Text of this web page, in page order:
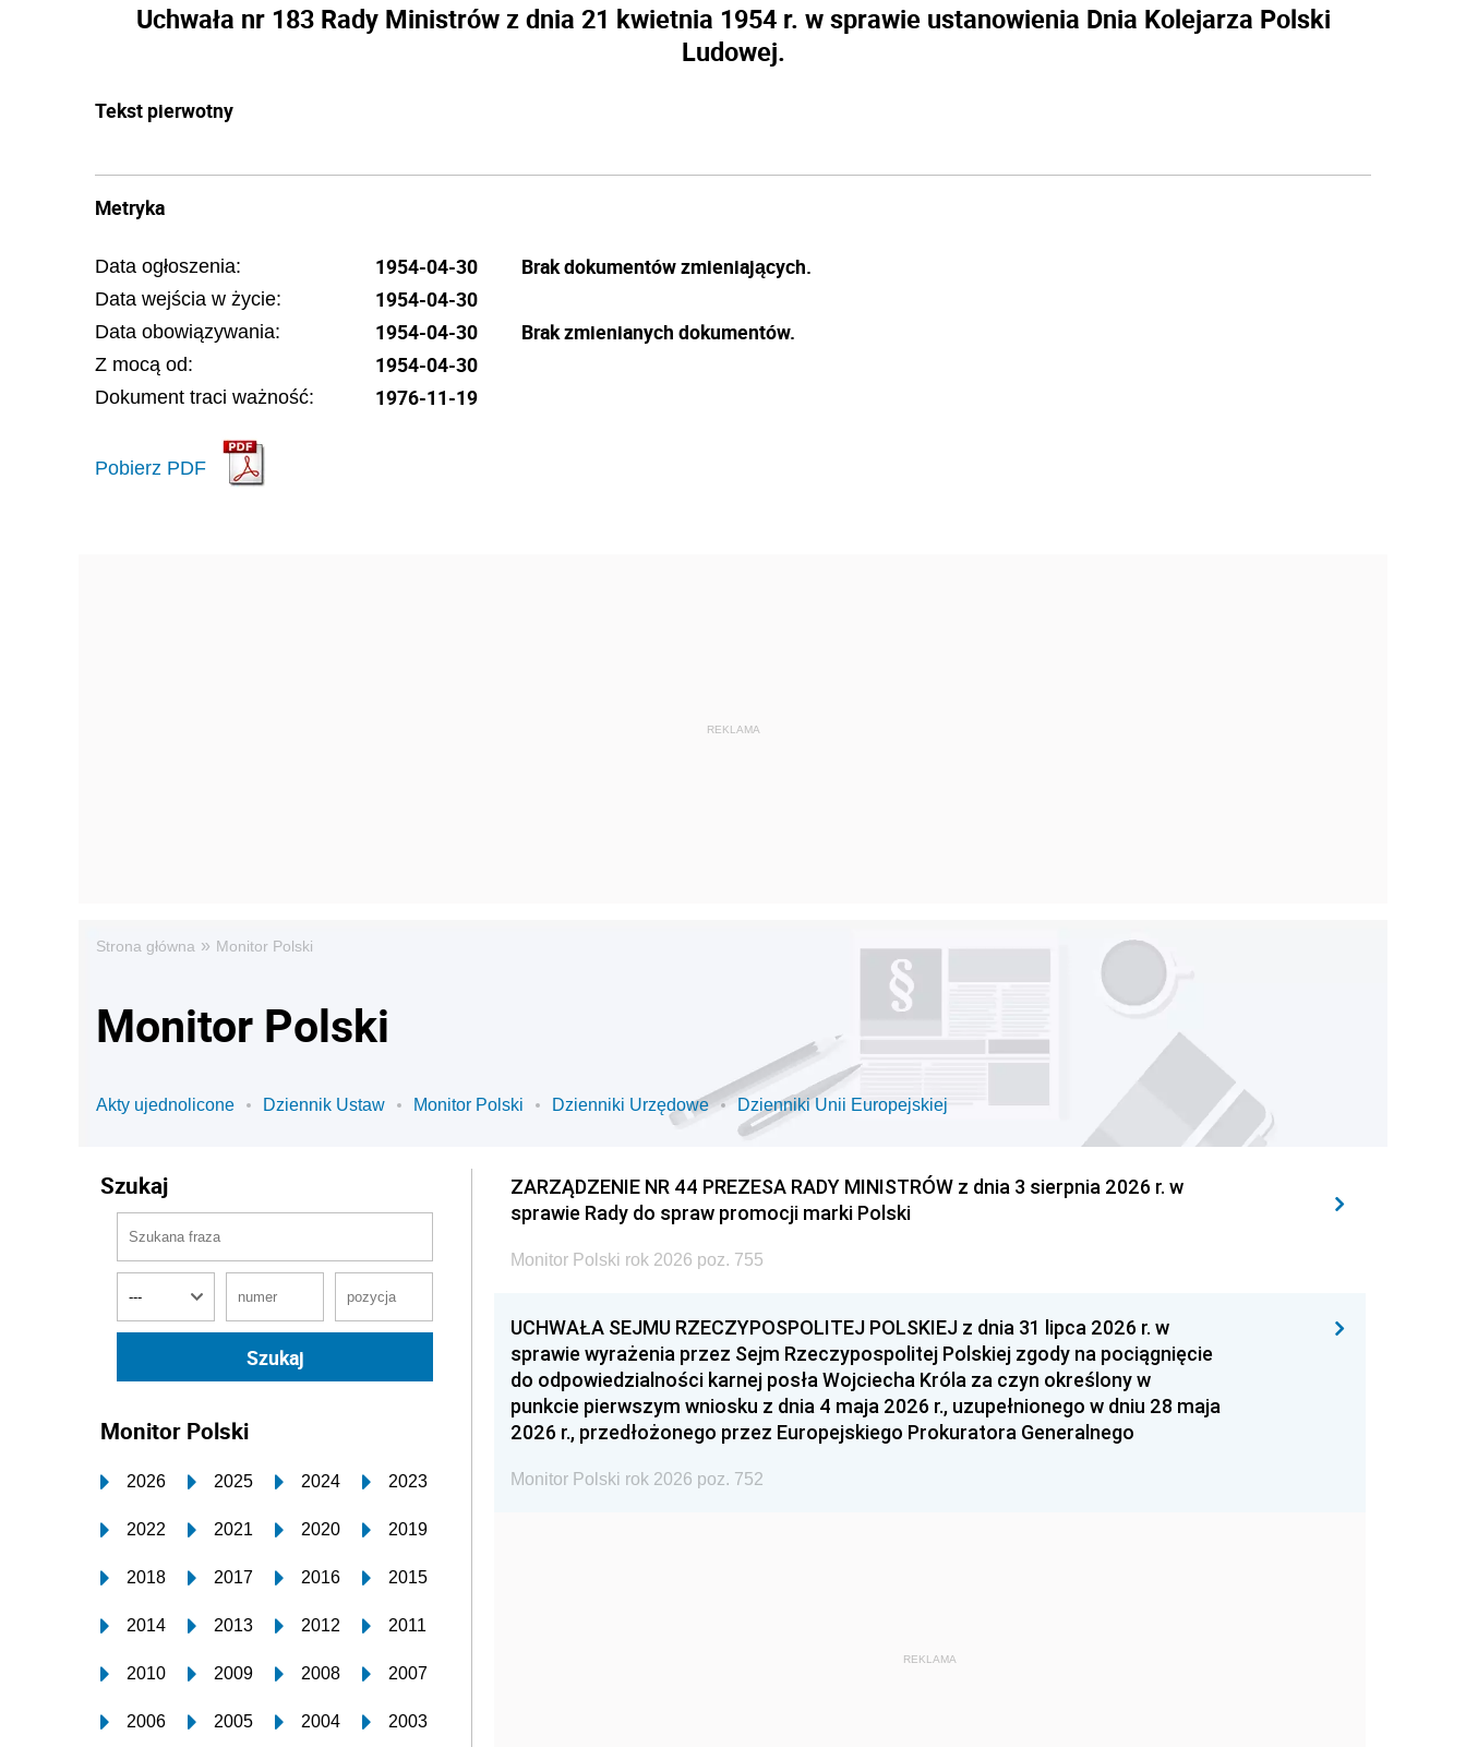
Uchwała nr 183 Rady Ministrów z dnia 21 kwietnia 1954 r. w sprawie ustanowienia Dnia Kolejarza Polski
Ludowej.
Tekst pierwotny
Metryka
Data ogłoszenia: 1954-04-30
Data wejścia w życie: 1954-04-30
Data obowiązywania: 1954-04-30
Z mocą od: 1954-04-30
Dokument traci ważność: 1976-11-19
Pobierz PDF
Brak dokumentów zmieniających.
Brak zmienianych dokumentów.
Strona główna » Monitor Polski
Monitor Polski
Akty ujednolicone Dziennik Ustaw Monitor Polski Dzienniki Urzędowe Dzienniki Unii Europejskiej
Szukaj
Monitor Polski
2026 2025 2024 2023
2022 2021 2020 2019
2018 2017 2016 2015
2014 2013 2012 2011
2010 2009 2008 2007
2006 2005 2004 2003
ZARZĄDZENIE NR 44 PREZESA RADY MINISTRÓW z dnia 3 sierpnia 2026 r. w
sprawie Rady do spraw promocji marki Polski
Monitor Polski rok 2026 poz. 755
UCHWAŁA SEJMU RZECZYPOSPOLITEJ POLSKIEJ z dnia 31 lipca 2026 r. w
sprawie wyrażenia przez Sejm Rzeczypospolitej Polskiej zgody na pociągnięcie
do odpowiedzialności karnej posła Wojciecha Króla za czyn określony w
punkcie pierwszym wniosku z dnia 4 maja 2026 r., uzupełnionego w dniu 28 maja
2026 r., przedłożonego przez Europejskiego Prokuratora Generalnego
Monitor Polski rok 2026 poz. 752
REKLAMA